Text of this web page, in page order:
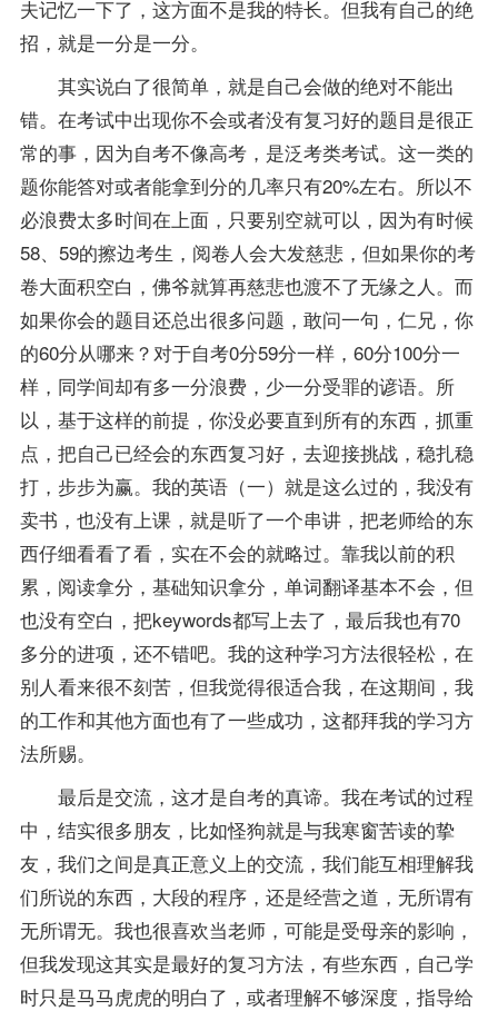
夫记忆一下了，这方面不是我的特长。但我有自己的绝
招，就是一分是一分。
其实说白了很简单，就是自己会做的绝对不能出
错。在考试中出现你不会或者没有复习好的题目是很正
常的事，因为自考不像高考，是泛考类考试。这一类的
题你能答对或者能拿到分的几率只有20%左右。所以不
必浪费太多时间在上面，只要别空就可以，因为有时候
58、59的擦边考生，阅卷人会大发慈悲，但如果你的考
卷大面积空白，佛爷就算再慈悲也渡不了无缘之人。而
如果你会的题目还总出很多问题，敢问一句，仁兄，你
的60分从哪来？对于自考0分59分一样，60分100分一
样，同学间却有多一分浪费，少一分受罪的谚语。所
以，基于这样的前提，你没必要直到所有的东西，抓重
点，把自己已经会的东西复习好，去迎接挑战，稳扎稳
打，步步为赢。我的英语（一） 就是这么过的，我没有
卖书，也没有上课，就是听了一个串讲，把老师给的东
西仔细看看了看，实在不会的就略过。靠我以前的积
累，阅读拿分，基础知识拿分，单词翻译基本不会，但
也没有空白，把keywords都写上去了，最后我也有70
多分的进项，还不错吧。我的这种学习方法很轻松，在
别人看来很不刻苦，但我觉得很适合我，在这期间，我
的工作和其他方面也有了一些成功，这都拜我的学习方
法所赐。
最后是交流，这才是自考的真谛。我在考试的过程
中，结实很多朋友，比如怪狗就是与我寒窗苦读的挚
友，我们之间是真正意义上的交流，我们能互相理解我
们所说的东西，大段的程序，还是经营之道，无所谓有
无所谓无。我也很喜欢当老师，可能是受母亲的影响，
但我发现这其实是最好的复习方法，有些东西，自己学
时只是马马虎虎的明白了，或者理解不够深度，指导给